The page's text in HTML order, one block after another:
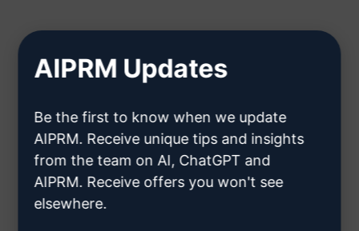
2단계: Claude 계정 만들기
클라우데 계정을 만드는 방법을 알
아보려면 여기를 클릭하세요.
AIPRM Updates
Be the first to know when we update
AIPRM. Receive unique tips and insights
from the team on AI, ChatGPT and
AIPRM. Receive offers you won't see
elsewhere.